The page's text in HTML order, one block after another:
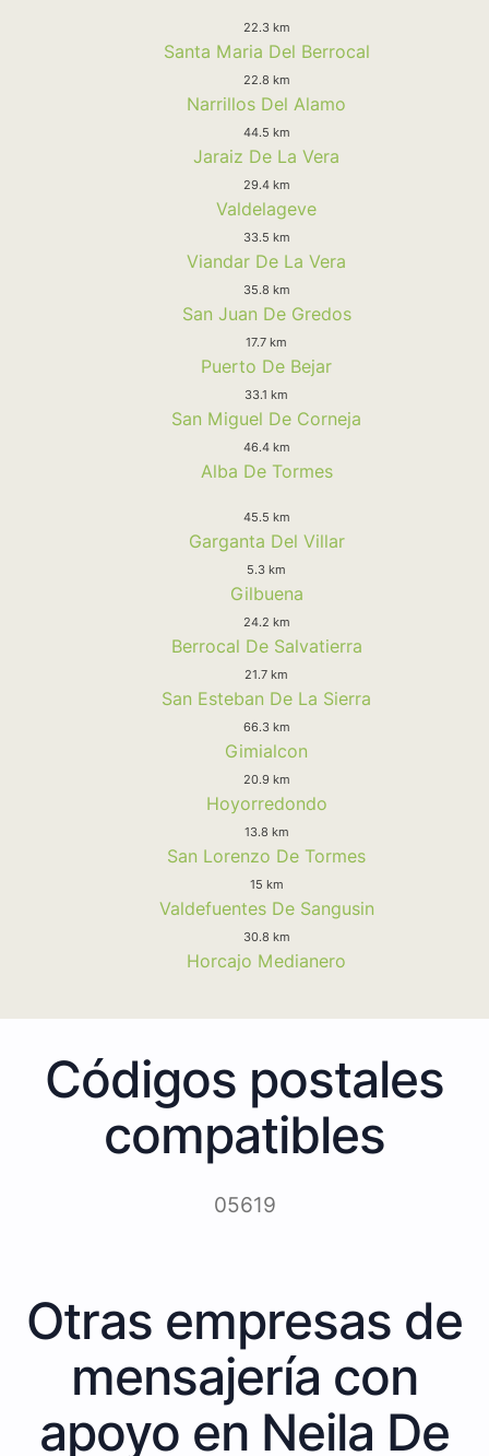
22.3 km
Santa Maria Del Berrocal
22.8 km
Narrillos Del Alamo
44.5 km
Jaraiz De La Vera
29.4 km
Valdelageve
33.5 km
Viandar De La Vera
35.8 km
San Juan De Gredos
17.7 km
Puerto De Bejar
33.1 km
San Miguel De Corneja
46.4 km
Alba De Tormes
45.5 km
Garganta Del Villar
5.3 km
Gilbuena
24.2 km
Berrocal De Salvatierra
21.7 km
San Esteban De La Sierra
66.3 km
Gimialcon
20.9 km
Hoyorredondo
13.8 km
San Lorenzo De Tormes
15 km
Valdefuentes De Sangusin
30.8 km
Horcajo Medianero
Códigos postales
compatibles
05619
Otras empresas de
mensajería con
apoyo en Neila De